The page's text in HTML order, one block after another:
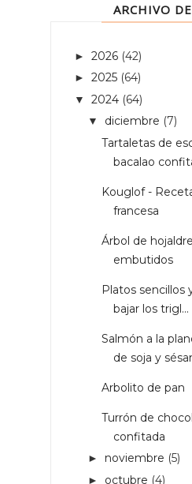
ARCHIVO
► 2026 (42)
► 2025 (64)
▼ 2024 (64)
▼ diciembre (7)
Tartaletas de
bacalao
Kouglof -
francesa
Árbol de
embutidos
Platos sencillos
bajar los trigl...
Salmón a la
de soja y
Arbolito de pan
Turrón de
confitada
► noviembre (5)
► octubre (4)